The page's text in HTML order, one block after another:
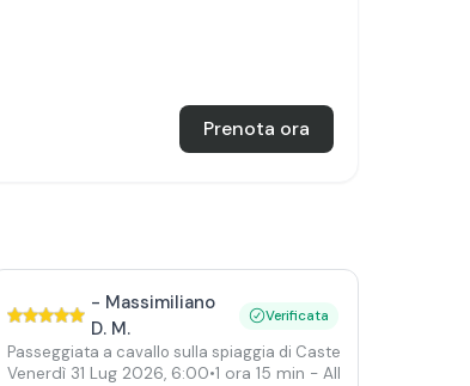
Prenota ora
del Golfo
- Massimiliano
D. M.
Verificata
Passeggiata a cavallo sulla spiaggia di Castellammare del Golfo
Venerdì 31 Lug 2026, 6:00•1 ora 15 min - All'alba